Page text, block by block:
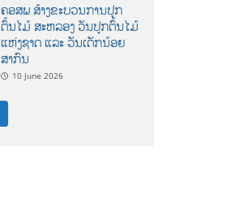
ຄອສພ ສ້າງຂະບວນການປູກ
ຕົ້ນໄມ້ ສະຫລອງ ວັນປູກຕົ້ນໄມ້
ແຫ່ງຊາດ ແລະ ວັນເດັກນ້ອຍ
ສາກົນ
10 June 2026